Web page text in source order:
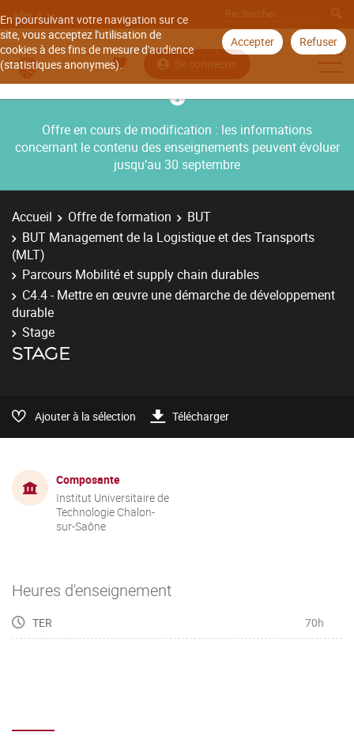
En poursuivant votre navigation sur ce
site, vous acceptez l'utilisation de
cookies à des fins de mesure d'audience
(statistiques anonymes).
Accepter Refuser
Aller à
Se connecter
Offre en cours de modification : les informations
concernant le contenu des enseignements peuvent évoluer
jusqu’au 30 septembre
Accueil Offre de formation
BUT
BUT Management de la Logistique et des Transports
(MLT)
Parcours Mobilité et supply chain durables
C4.4 - Mettre en œuvre une démarche de développement
durable
Stage
STAGE
Ajouter à la sélection Télécharger
Composante
Institut Universitaire de
Technologie Chalon-
sur-Saône
Heures d'enseignement
TER 70h